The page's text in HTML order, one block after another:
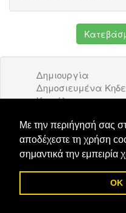
Με την περιήγησή σας
αποδέχεστε τη χρήση
σημαντικά την εμπειρία
OK
Δημιουργία
Δημοσιευμένα
Κατάλογος
Διαφήμιση
Επικοινωνία
© 2026